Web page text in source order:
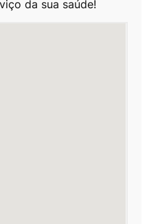
da sua saúde!